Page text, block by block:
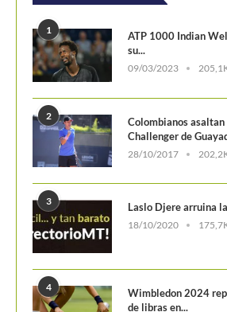
POSTS POPULARES
1
su...
09/03/2023